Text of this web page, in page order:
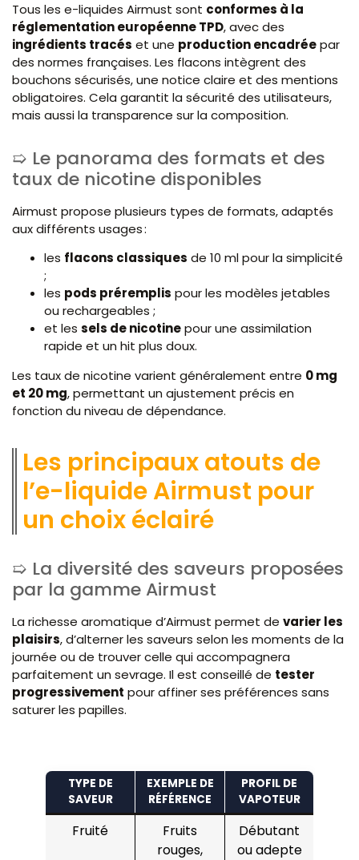
Tous les e-liquides Airmust sont conformes à la
réglementation européenne TPD, avec des
ingrédients tracés et une production encadréepar
des normes françaises. Les flacons intègrent des
bouchons sécurisés, une notice claire et des mentions
obligatoires. Cela garantit la sécurité des utilisateurs,
mais aussi la transparence sur la composition.
Le panorama des formats et des
taux de nicotine disponibles
Airmust propose plusieurs types de formats, adaptés
aux différents usages :
les flacons classiques de 10 ml pour la simplicité
;
les pods préremplis pour les modèles jetables
ou rechargeables ;
et les sels de nicotinepour une assimilation
rapide et un hit plus doux.
Les taux de nicotine varient généralement entre 0 mg
et 20 mg, permettant un ajustement précis en
fonction du niveau de dépendance.
Les principaux atouts de
l’e-liquide Airmust pour
un choix éclairé
La diversité des saveurs proposées
par la gamme Airmust
La richesse aromatique d’Airmust permet de varier les
plaisirs, d’alterner les saveurs selon les moments de la
journée ou de trouver celle qui accompagnera
parfaitement un sevrage. Il est conseillé de tester
progressivement pour affiner ses préférences sans
saturer les papilles.
TYPE DE
SAVEUR
EXEMPLE DE
RÉFÉRENCE
PROFIL DE
VAPOTEUR
Fruité
Fruits
rouges,
Débutant
ou adepte